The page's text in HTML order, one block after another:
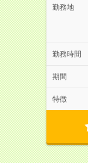
勤務地
勤務時間
期間
特徴